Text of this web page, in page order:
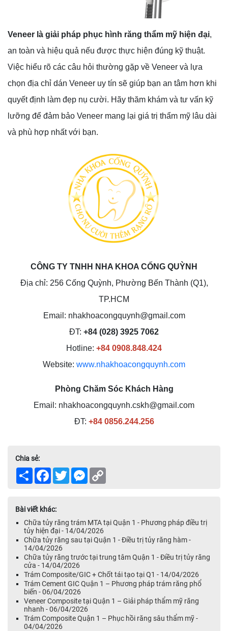
Veneer là giải pháp phục hình răng thẩm mỹ hiện đại,
an toàn và hiệu quả nếu được thực hiện đúng kỹ thuật.
Việc hiểu rõ các câu hỏi thường gặp về Veneer và lựa
chọn địa chỉ dán Veneer uy tín sẽ giúp bạn an tâm hơn khi
quyết định làm đẹp nụ cười. Hãy thăm khám và tư vấn kỹ
lưỡng để đảm bảo Veneer mang lại giá trị thẩm mỹ lâu dài
và phù hợp nhất với bạn.
CÔNG TY TNHH NHA KHOA CỐNG QUỲNH
Địa chỉ: 256 Cống Quỳnh, Phường Bến Thành (Q1),
TP.HCM
Email: nhakhoacongquynh@gmail.com
ĐT: +84 (028) 3925 7062
Hotline: +84 0908.848.424
Website: www.nhakhoacongquynh.com
Phòng Chăm Sóc Khách Hàng
Email: nhakhoacongquynh.cskh@gmail.com
ĐT: +84 0856.244.256
Chia sẻ:
Share Facebook
TwitterMessenger
Bài viết khác:
Chữa tủy răng trám MTA tại Quận 1 - Phương pháp điều trị
tủy hiện đại - 14/04/2026
Chữa tủy răng sau tại Quận 1 - Điều trị tủy răng hàm -
14/04/2026
Chữa tủy răng trước tại trung tâm Quận 1 - Điều trị tủy răng
cửa - 14/04/2026
Trám Composite/GIC + Chốt tái tạo tại Q1 - 14/04/2026
Trám Cement GIC Quận 1 – Phương pháp trám răng phổ
biến - 06/04/2026
Veneer Composite tại Quận 1 – Giải pháp thẩm mỹ răng
nhanh - 06/04/2026
Trám Composite Quận 1 – Phục hồi răng sâu thẩm mỹ -
04/04/2026